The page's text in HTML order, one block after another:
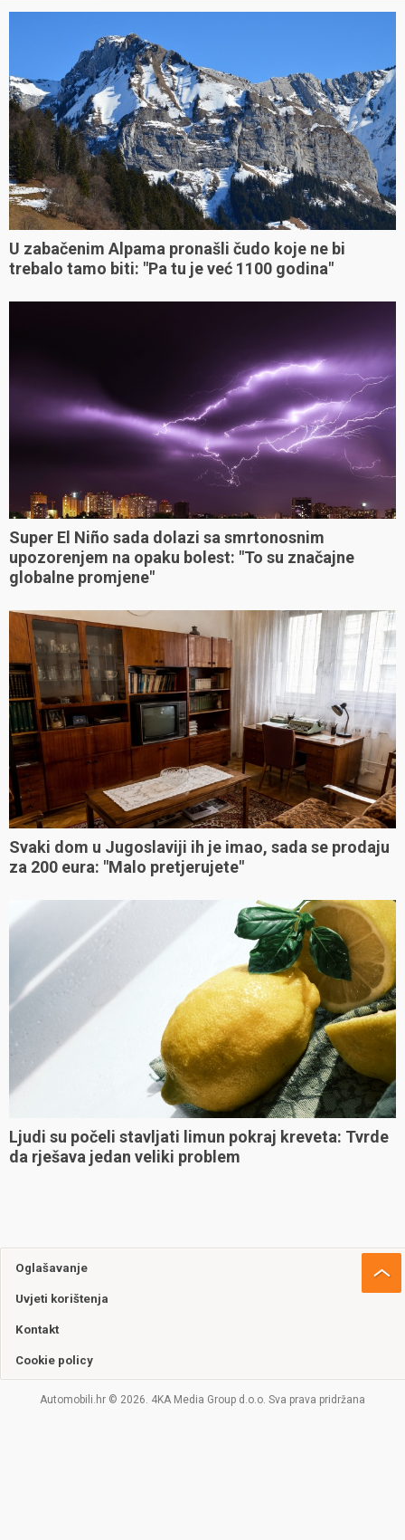
U zabačenim Alpama pronašli čudo koje ne bi
trebalo tamo biti: "Pa tu je već 1100 godina"
Super El Niño sada dolazi sa smrtonosnim
upozorenjem na opaku bolest: "To su značajne
globalne promjene"
Svaki dom u Jugoslaviji ih je imao, sada se prodaju
za 200 eura: "Malo pretjerujete"
Ljudi su počeli stavljati limun pokraj kreveta: Tvrde
da rješava jedan veliki problem
Oglašavanje
Uvjeti korištenja
Kontakt
Cookie policy
Automobili.hr © 2026. 4KA Media Group d.o.o. Sva prava pridržana